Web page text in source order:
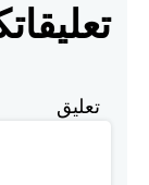
تعليق